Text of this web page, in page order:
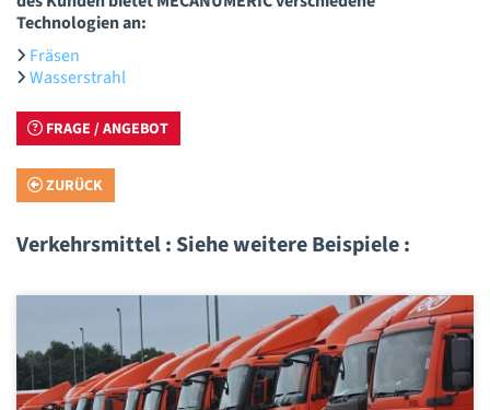
Technologien an:
Fräsen
Wasserstrahl
FRAGE / ANGEBOT
ZURÜCK
Verkehrsmittel : Siehe weitere Beispiele :